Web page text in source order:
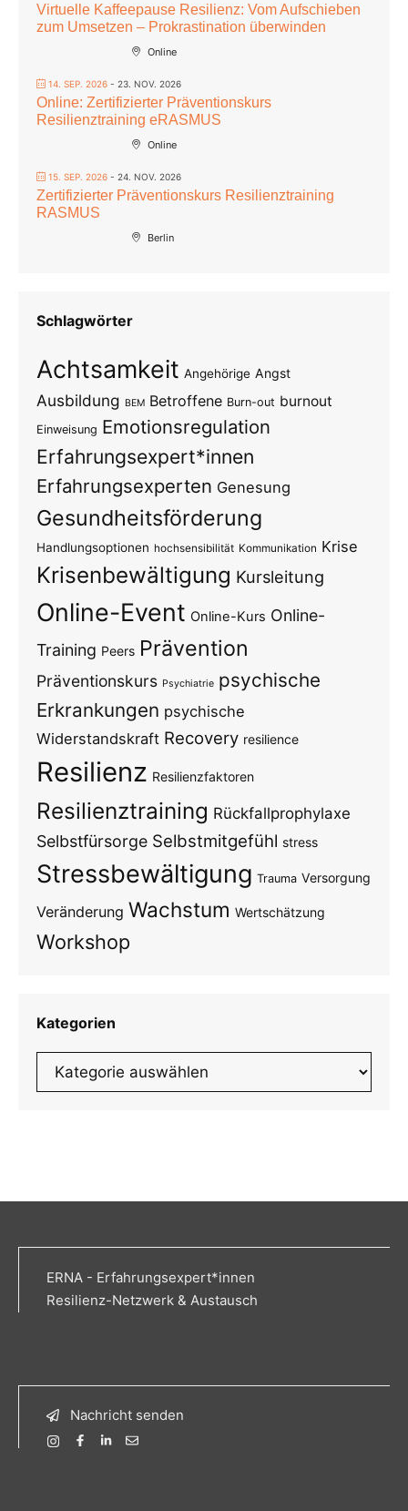
Virtuelle Kaffeepause Resilienz: Vom Aufschieben
zum Umsetzen – Prokrastination überwinden
Online
14. SEP. 2026 - 23. NOV. 2026
Online: Zertifizierter Präventionskurs
Resilienztraining eRASMUS
Online
15. SEP. 2026 - 24. NOV. 2026
Zertifizierter Präventionskurs Resilienztraining
RASMUS
Berlin
Schlagwörter
Achtsamkeit Angehörige Angst
Ausbildung BEM Betroffene Burn-out burnout
Einweisung Emotionsregulation
Erfahrungsexpert*innen
Erfahrungsexperten Genesung
Gesundheitsförderung
Handlungsoptionen hochsensibilität Kommunikation Krise
Krisenbewältigung Kursleitung
Online-Event Online-Kurs Online-
Training Peers Prävention
Präventionskurs Psychiatrie psychische
Erkrankungen psychische
Widerstandskraft Recovery resilience
Resilienz Resilienzfaktoren
Resilienztraining Rückfallprophylaxe
Selbstfürsorge Selbstmitgefühl stress
Stressbewältigung Trauma Versorgung
Veränderung Wachstum Wertschätzung
Workshop
Kategorien
Kategorien
ERNA - Erfahrungsexpert*innen
Resilienz-Netzwerk & Austausch
Nachricht senden